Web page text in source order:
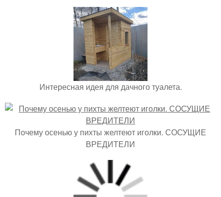
Интересная идея для дачного туалета.
Почему осенью у пихты желтеют иголки. СОСУЩИЕ
ВРЕДИТЕЛИ